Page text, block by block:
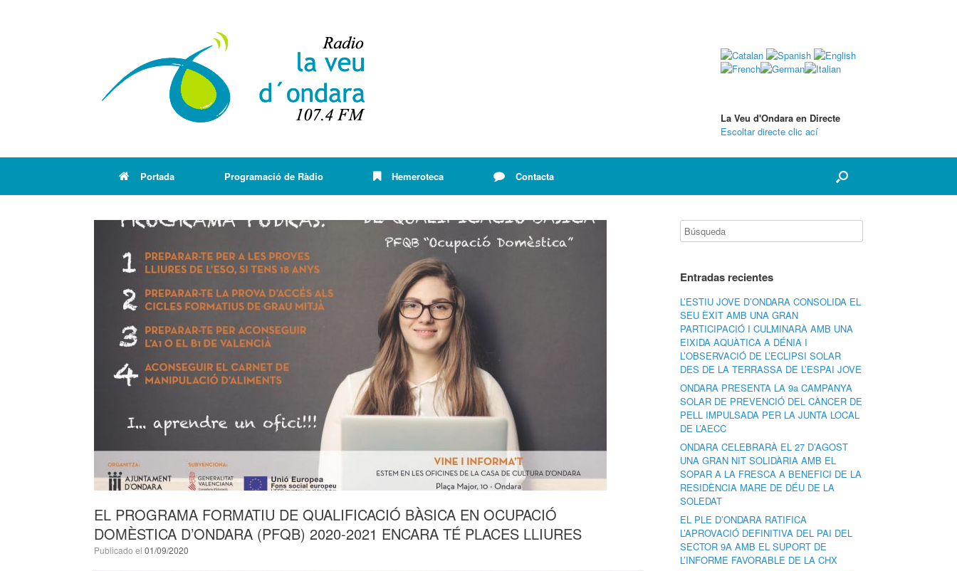
La Veu d'Ondara en Directe
Escoltar directe clic ací
Portada Programació de Ràdio Hemeroteca Contacta
EL PROGRAMA FORMATIU DE QUALIFICACIÓ BÀSICA EN OCUPACIÓ
DOMÈSTICA D’ONDARA (PFQB) 2020-2021 ENCARA TÉ PLACES LLIURES
Publicado el 01/09/2020
Entradas recientes
L’ESTIU JOVE D’ONDARA CONSOLIDA EL
SEU ÈXIT AMB UNA GRAN
PARTICIPACIÓ I CULMINARÀ AMB UNA
EIXIDA AQUÀTICA A DÉNIA I
L’OBSERVACIÓ DE L’ECLIPSI SOLAR
DES DE LA TERRASSA DE L’ESPAI JOVE
ONDARA PRESENTA LA 9a CAMPANYA
SOLAR DE PREVENCIÓ DEL CÀNCER DE
PELL IMPULSADA PER LA JUNTA LOCAL
DE L’AECC
ONDARA CELEBRARÀ EL 27 D’AGOST
UNA GRAN NIT SOLIDÀRIA AMB EL
SOPAR A LA FRESCA A BENEFICI DE LA
RESIDÈNCIA MARE DE DÉU DE LA
SOLEDAT
EL PLE D’ONDARA RATIFICA
L’APROVACIÓ DEFINITIVA DEL PAI DEL
SECTOR 9A AMB EL SUPORT DE
L’INFORME FAVORABLE DE LA CHX